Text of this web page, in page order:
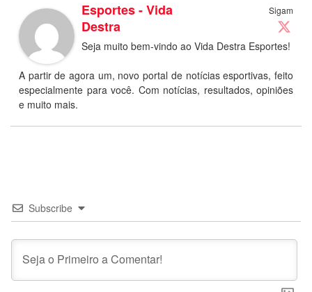
Sigam
Esportes - Vida
Destra
Seja muito bem-vindo ao Vida Destra Esportes!
A partir de agora um, novo portal de notícias esportivas, feito
especialmente para você. Com notícias, resultados, opiniões
e muito mais.
Subscribe